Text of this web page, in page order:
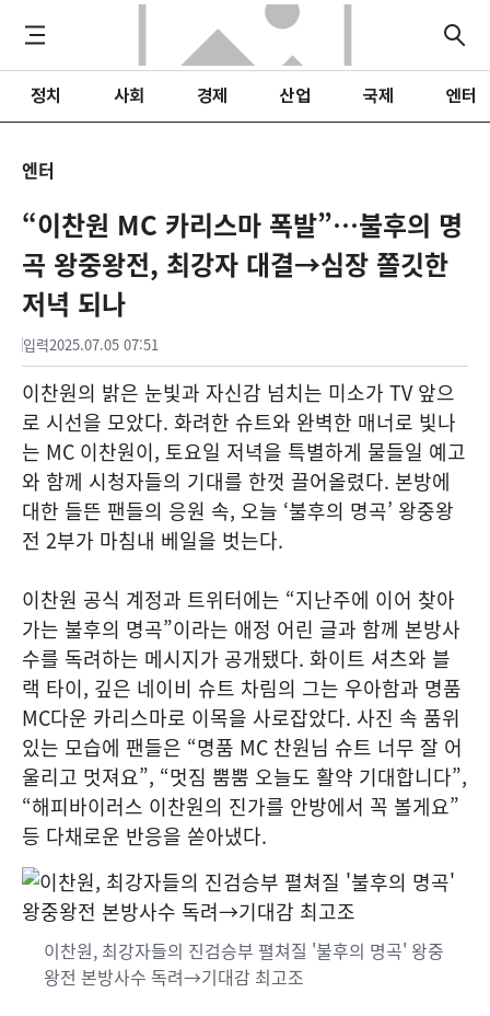
정치 사회 경제 산업 국제 엔터
엔터
“이찬원 MC 카리스마 폭발”…불후의 명
곡 왕중왕전, 최강자 대결→심장 쫄깃한
저녁 되나
입력2025.07.05 07:51
이찬원의 밝은 눈빛과 자신감 넘치는 미소가 TV 앞으
로 시선을 모았다. 화려한 슈트와 완벽한 매너로 빛나
는 MC 이찬원이, 토요일 저녁을 특별하게 물들일 예고
와 함께 시청자들의 기대를 한껏 끌어올렸다. 본방에
대한 들뜬 팬들의 응원 속, 오늘 ‘불후의 명곡’ 왕중왕
전 2부가 마침내 베일을 벗는다.
이찬원 공식 계정과 트위터에는 “지난주에 이어 찾아
가는 불후의 명곡”이라는 애정 어린 글과 함께 본방사
수를 독려하는 메시지가 공개됐다. 화이트 셔츠와 블
랙 타이, 깊은 네이비 슈트 차림의 그는 우아함과 명품
MC다운 카리스마로 이목을 사로잡았다. 사진 속 품위
있는 모습에 팬들은 “명품 MC 찬원님 슈트 너무 잘 어
울리고 멋져요”, “멋짐 뿜뿜 오늘도 활약 기대합니다”,
“해피바이러스 이찬원의 진가를 안방에서 꼭 볼게요”
등 다채로운 반응을 쏟아냈다.
이찬원, 최강자들의 진검승부 펼쳐질 '불후의 명곡' 왕중
왕전 본방사수 독려→기대감 최고조